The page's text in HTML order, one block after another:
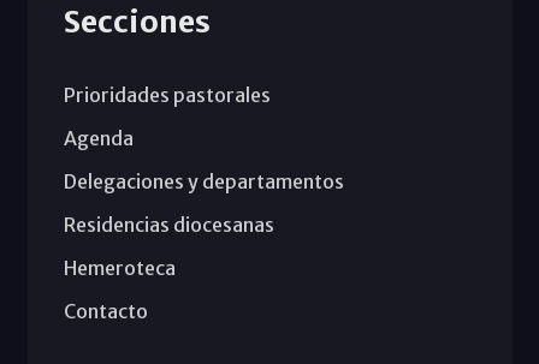
Secciones
Prioridades pastorales
Agenda
Delegaciones y departamentos
Residencias diocesanas
Hemeroteca
Contacto